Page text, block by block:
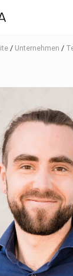
/ Unternehmen /